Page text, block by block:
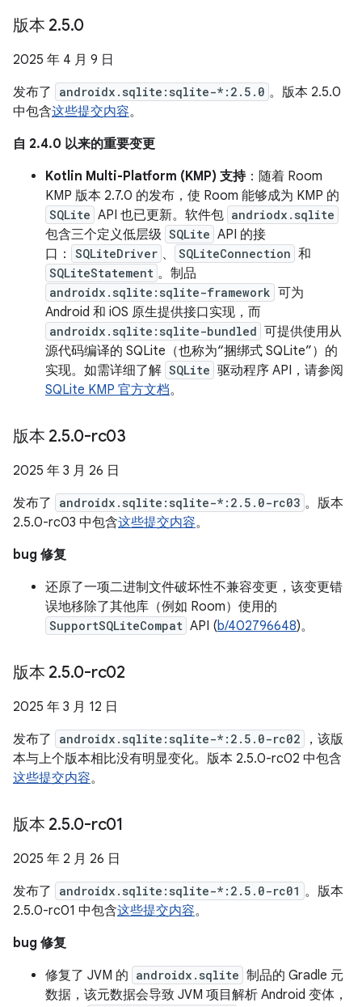
版本 2.5.0
2025 年 4 月 9 日
发布了
androidx.sqlite:sqlite-*:2.5.0 。版本 2.5.0
中包含这些提交内容。
自 2.4.0 以来的重要变更
Kotlin Multi-Platform (KMP) 支持：随着 Room
KMP 版本 2.7.0 的发布，使 Room 能够成为 KMP 的
SQLite API 也已更新。软件包 andriodx.sqlite
包含三个定义低层级 SQLite API 的接
口：
SQLiteDriver 、 SQLiteConnection 和
SQLiteStatement 。制品
androidx.sqlite:sqlite-framework 可为
Android 和 iOS 原生提供接口实现，而
androidx.sqlite:sqlite-bundled 可提供使用从
源代码编译的 SQLite（也称为“捆绑式 SQLite”）的
实现。如需详细了解 SQLite 驱动程序 API，请参阅
SQLite KMP 官方文档。
版本 2.5.0-rc03
2025 年 3 月 26 日
发布了
androidx.sqlite:sqlite-*:2.5.0-rc03 。版本
2.5.0-rc03 中包含这些提交内容。
bug 修复
还原了一项二进制文件破坏性不兼容变更，该变更错
误地移除了其他库（例如 Room）使用的
SupportSQLiteCompat API (b/402796648)。
版本 2.5.0-rc02
2025 年 3 月 12 日
发布了
androidx.sqlite:sqlite-*:2.5.0-rc02
，该版
本与上个版本相比没有明显变化。版本 2.5.0-rc02 中包含
这些提交内容。
版本 2.5.0-rc01
2025 年 2 月 26 日
发布了
androidx.sqlite:sqlite-*:2.5.0-rc01 。版本
2.5.0-rc01 中包含这些提交内容。
bug 修复
修复了 JVM 的 androidx.sqlite 制品的 Gradle 元
数据，该元数据会导致 JVM 项目解析 Android 变体，